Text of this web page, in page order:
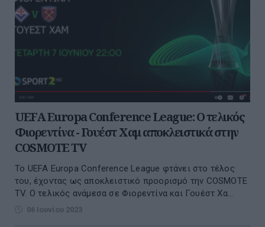
UEFA Europa Conference League: Ο τελικός
Φιορεντίνα - Γουέστ Χαμ αποκλειστικά στην
COSMOTE TV
To UEFA Europa Conference League φτάνει στο τέλος
του, έχοντας ως αποκλειστικό προορισμό την COSMOTE
TV. Ο τελικός ανάμεσα σε Φιορεντίνα και Γουέστ Χα...
06 Ιουνίου 2023